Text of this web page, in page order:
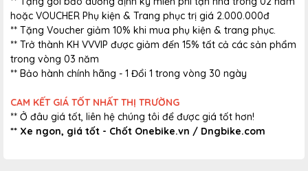
hoặc VOUCHER Phụ kiện & Trang phục trị giá 2.000.000đ
** Tặng Voucher giảm 10% khi mua phụ kiện & trang phục.
** Trở thành KH VVVIP được giảm đến 15% tất cả các sản phẩm
trong vòng 03 năm
** Bảo hành chính hãng - 1 Đổi 1 trong vòng 30 ngày
CAM KẾT GIÁ TỐT NHẤT THỊ TRƯỜNG
** Ở đâu giá tốt, liên hệ chúng tôi để được giá tốt hơn!
** Xe ngon, giá tốt - Chốt Onebike.vn / Dngbike.com